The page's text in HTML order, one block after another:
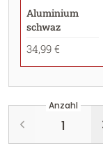
Aluminium
schwaz
34,99 €
Anzahl